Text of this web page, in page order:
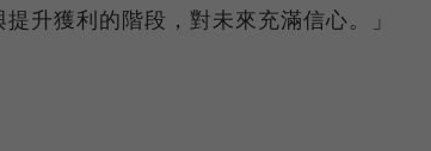
升獲利的階段，對未來充滿信心。」